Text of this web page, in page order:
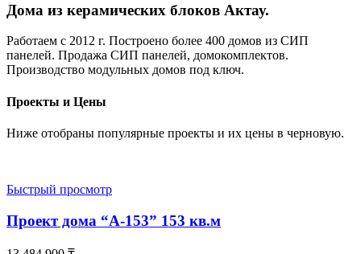
Дома из керамических блоков Актау.
Работаем с 2012 г. Построено более 400 домов из СИП
панелей. Продажа СИП панелей, домокомплектов.
Производство модульных домов под ключ.
Проекты и Цены
Ниже отобраны популярные проекты и их цены в черновую.
Быстрый просмотр
Проект дома “А-153” 153 кв.м